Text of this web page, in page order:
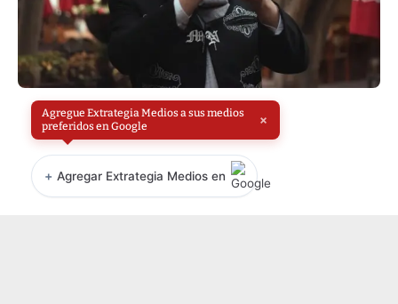
Agregue Extrategia Medios a sus medios
preferidos en Google
×
+ Agregar Extrategia Medios en